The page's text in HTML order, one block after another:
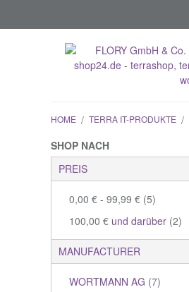
HOME / TERRA IT-PRODUKTE /
SHOP NACH
PREIS
0,00 € - 99,99 € (5)
100,00 € und darüber (2)
MANUFACTURER
WORTMANN AG (7)